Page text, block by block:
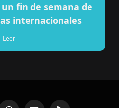
un fin de semana de
internacionales
Leer